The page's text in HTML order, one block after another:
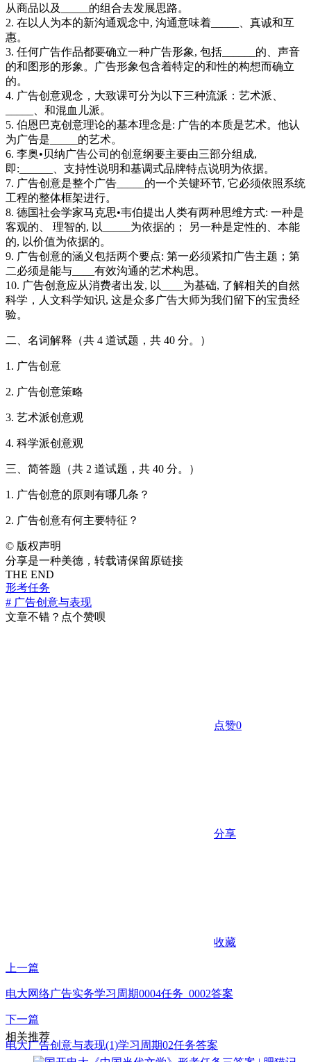
从商品以及_____的组合去发展思路。
2. 在以人为本的新沟通观念中, 沟通意味着_____、真诚和互
惠。
3. 任何广告作品都要确立一种广告形象, 包括______的、声音
的和图形的形象。广告形象包含着特定的和性的构想而确立
的。
4. 广告创意观念，大致课可分为以下三种流派：艺术派、
_____、和混血儿派。
5. 伯恩巴克创意理论的基本理念是: 广告的本质是艺术。他认
为广告是_____的艺术。
6. 李奥•贝纳广告公司的创意纲要主要由三部分组成,
即:______、支持性说明和基调式品牌特点说明为依据。
7. 广告创意是整个广告_____的一个关键环节, 它必须依照系统
工程的整体框架进行。
8. 德国社会学家马克思•韦伯提出人类有两种思维方式: 一种是
客观的、 理智的, 以_____为依据的； 另一种是定性的、本能
的, 以价值为依据的。
9. 广告创意的涵义包括两个要点: 第一必须紧扣广告主题；第
二必须是能与____有效沟通的艺术构思。
10. 广告创意应从消费者出发, 以____为基础, 了解相关的自然
科学，人文科学知识, 这是众多广告大师为我们留下的宝贵经
验。
二、名词解释（共 4 道试题，共 40 分。）
1. 广告创意
2. 广告创意策略
3. 艺术派创意观
4. 科学派创意观
三、简答题（共 2 道试题，共 40 分。）
1. 广告创意的原则有哪几条？
2. 广告创意有何主要特征？
© 版权声明
分享是一种美德，转载请保留原链接
THE END
形考任务
# 广告创意与表现
文章不错？点个赞呗
点赞0
分享
收藏
上一篇
电大网络广告实务学习周期0004任务_0002答案
下一篇
电大广告创意与表现(1)学习周期02任务答案
相关推荐